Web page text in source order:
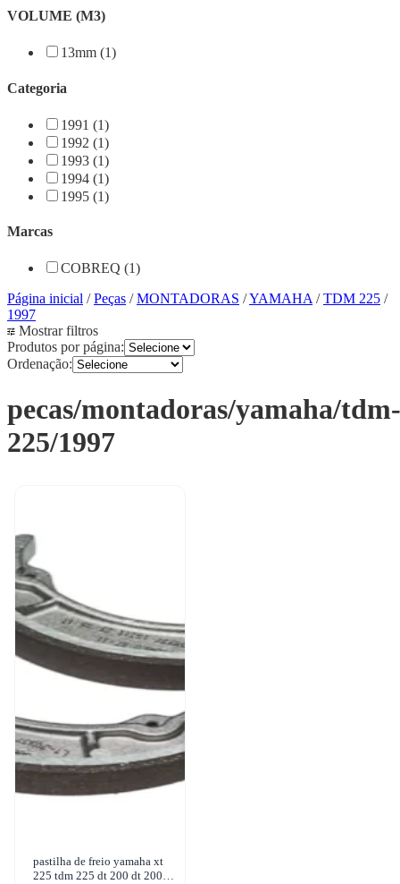
VOLUME (M3)
13mm (1)
Categoria
1991 (1)
1992 (1)
1993 (1)
1994 (1)
1995 (1)
Marcas
COBREQ (1)
Página inicial /Peças /MONTADORAS /YAMAHA/TDM 225 /
1997
Mostrar filtros
Produtos por página:
Ordenação:
pecas/montadoras/yamaha/tdm-
225/1997
pastilha de freio yamaha xt
225 tdm 225 dt 200 dt 200 r